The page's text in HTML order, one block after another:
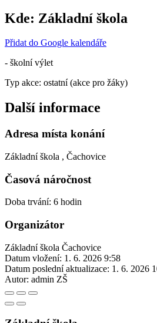
Kde: Základní škola
Přidat do Google kalendáře
- školní výlet
Typ akce: ostatní (akce pro žáky)
Další informace
Adresa místa konání
Základní škola , Čachovice
Časová náročnost
Doba trvání: 6 hodin
Organizátor
Základní škola Čachovice
Datum vložení: 1. 6. 2026 9:58
Datum poslední aktualizace: 1. 6. 2026
Autor: admin ZŠ